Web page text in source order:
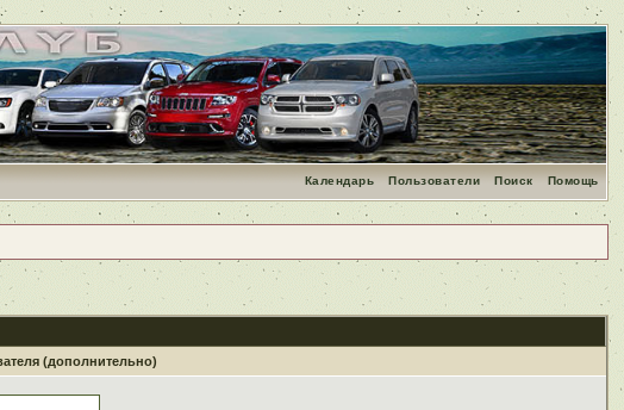
Помощь
Поиск
Пользователи
Календарь
(дополнительно)